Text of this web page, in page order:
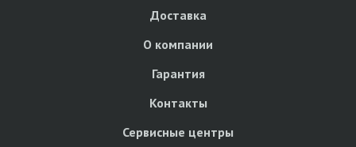
Доставка
О компании
Гарантия
Контакты
Сервисные центры